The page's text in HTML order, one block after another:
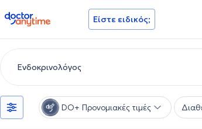
doctoranytime Είστε ειδικός;
DO+ Προνομιακές τιμές